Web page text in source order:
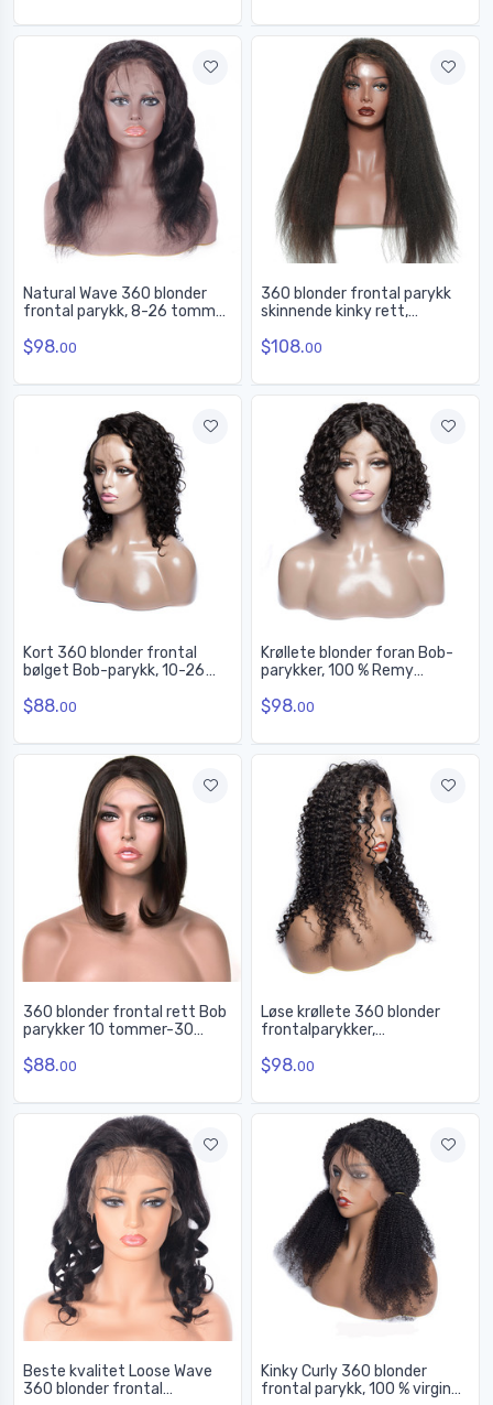
Natural Wave 360 blonder
frontal parykk, 8-26 tommer
$98.00
360 blonder frontal parykk
skinnende kinky rett,
parykker 10-28 tommer
$108.00
Kort 360 blonder frontal
bølget Bob-parykk, 10-26
Parykker for kvinner
$88.00
Krøllete blonder foran Bob-
parykker, 100 % Remy
tommer
$98.00
360 blonder frontal rett Bob
parykker 10 tommer-30
parykk
$88.00
Løse krøllete 360 blonder
frontalparykker,
rabatt 12-28 tommer
$98.00
Beste kvalitet Loose Wave
360 blonder frontal
Kinky Curly 360 blonder
frontal parykk, 100 % virgin